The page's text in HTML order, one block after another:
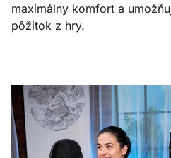
maximálny komfort a
pôžitok z hry.